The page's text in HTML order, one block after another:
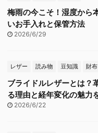
梅雨の今こそ！湿度から
いお手入れと保管方法
2026/6/29
レザー 読み物 豆知識 財布
ブライドルレザーとは？
る理由と経年変化の魅力
2026/6/22